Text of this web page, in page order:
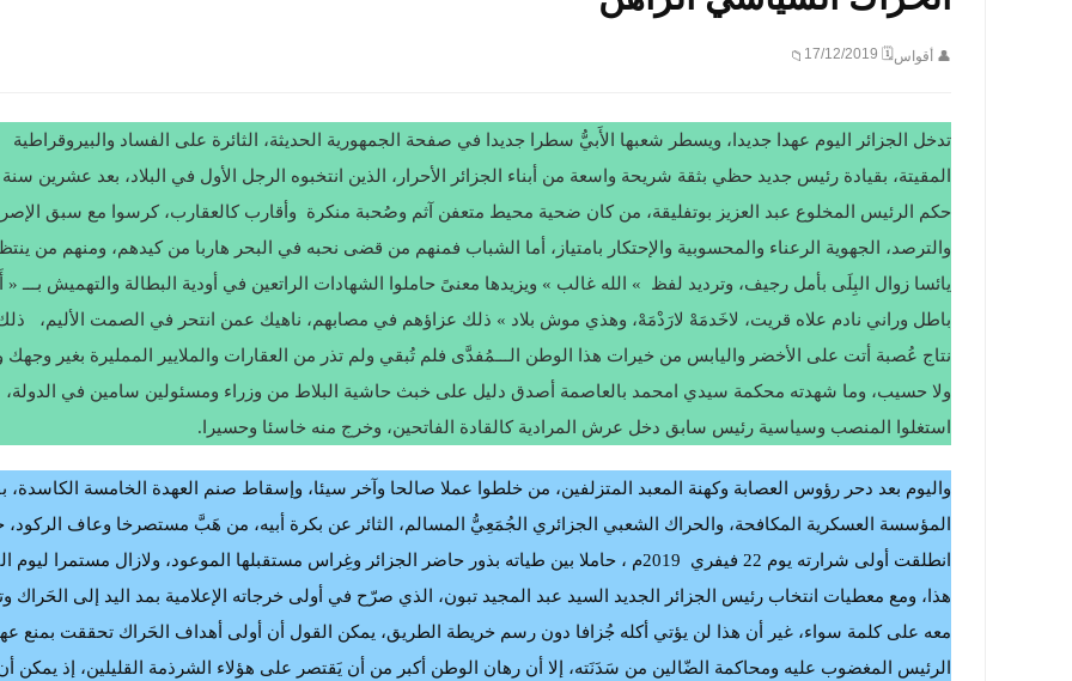
👤 أقواس🗓 17/12/2019
📁
تدخل الجزائر اليوم عهدا جديدا، ويسطر شعبها الأَبيُّ سطرا جديدا في صفحة الجمهورية الحديثة، الثائرة على الفساد والبيروقراطية
المقيتة، بقيادة رئيس جديد حظي بثقة شريحة واسعة من أبناء الجزائر الأحرار، الذين انتخبوه الرجل الأول في البلاد، بعد عشرين
حكم الرئيس المخلوع عبد العزيز بوتفليقة، من كان ضحية محيط متعفن آثم وصُحبة منكرة وأقارب كالعقارب، كرسوا مع سبق
والترصد، الجهوية الرعناء والمحسوبية والإحتكار بامتياز، أما الشباب فمنهم من قضى نحبه في البحر هاربا من كيدهم، ومنهم من
يائسا زوال البِلَى بأمل رجيف، وترديد لفظ » الله غالب » ويزيدها معنىً حاملوا الشهادات الراتعين في أودية البطالة والتهميش بـــ «
باطل وراني نادم علاه قريت، لاخَدمَهْ لارَدْمَهْ، وهذي موش بلاد » ذلك عزاؤهم في مصابهم، ناهيك عمن انتحر في الصمت الأليم،
نتاج عُصبة أتت على الأخضر واليابس من خيرات هذا الوطن الـــمُفدَّى فلم تُبقي ولم تذر من العقارات والملايير الممليرة بغير
ولا حسيب، وما شهدته محكمة سيدي امحمد بالعاصمة أصدق دليل على خبث حاشية البلاط من وزراء ومسئولين سامين في الدولة،
استغلوا المنصب وسياسية رئيس سابق دخل عرش المرادية كالقادة الفاتحين، وخرج منه خاسئا وحسيرا.
واليوم بعد دحر رؤوس العصابة وكهنة المعبد المتزلفين، من خلطوا عملا صالحا وآخر سيئا، وإسقاط صنم العهدة الخامسة
المؤسسة العسكرية المكافحة، والحراك الشعبي الجزائري الجُمَعِيُّ المسالم، الثائر عن بكرة أبيه، من هَبَّ مستصرخا وعاف الركود،
انطلقت أولى شرارته يوم 22 فيفري 2019م ، حاملا بين طياته بذور حاضر الجزائر وغِراس مستقبلها الموعود، ولازال مستمرا
هذا، ومع معطيات انتخاب رئيس الجزائر الجديد السيد عبد المجيد تبون، الذي صرّح في أولى خرجاته الإعلامية بمد اليد إلى الحَراك
معه على كلمة سواء، غير أن هذا لن يؤتي أكله جُزافا دون رسم خريطة الطريق، يمكن القول أن أولى أهداف الحَراك تحققت بمنع
الرئيس المغضوب عليه ومحاكمة الضّالين من سَدَنَته، إلا أن رهان الوطن أكبر من أن يَقتصر على هؤلاء الشرذمة القليلين، إذ يمكن